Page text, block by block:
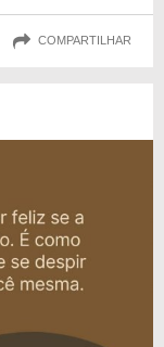
COMPARTILHAR